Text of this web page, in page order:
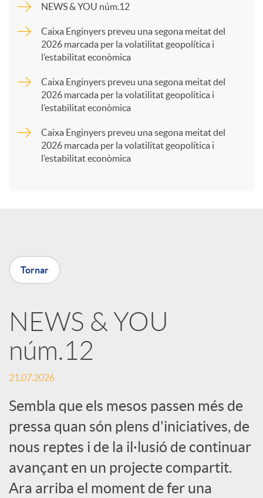
p
a
a
r
x
e
s
NEWS & YOU núm.12
Caixa Enginyers preveu una segona meitat del
2026 marcada per la volatilitat geopolítica i
l’estabilitat econòmica
Caixa Enginyers preveu una segona meitat del
2026 marcada per la volatilitat geopolítica i
l’estabilitat econòmica
Caixa Enginyers preveu una segona meitat del
2026 marcada per la volatilitat geopolítica i
l’estabilitat econòmica
Tornar
NEWS & YOU
núm.12
21.07.2026
Sembla que els mesos passen més de
pressa quan són plens d'iniciatives, de
nous reptes i de la il·lusió de continuar
avançant en un projecte compartit.
Ara arriba el moment de fer una